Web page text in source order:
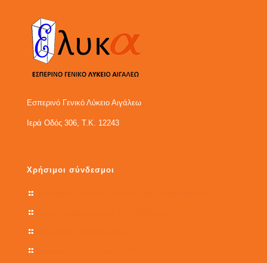
Εσπερινό Γενικό Λύκειο Αιγάλεω
Ιερά Οδός 306, Τ.Κ. 12243
Χρήσιμοι σύνδεσμοι